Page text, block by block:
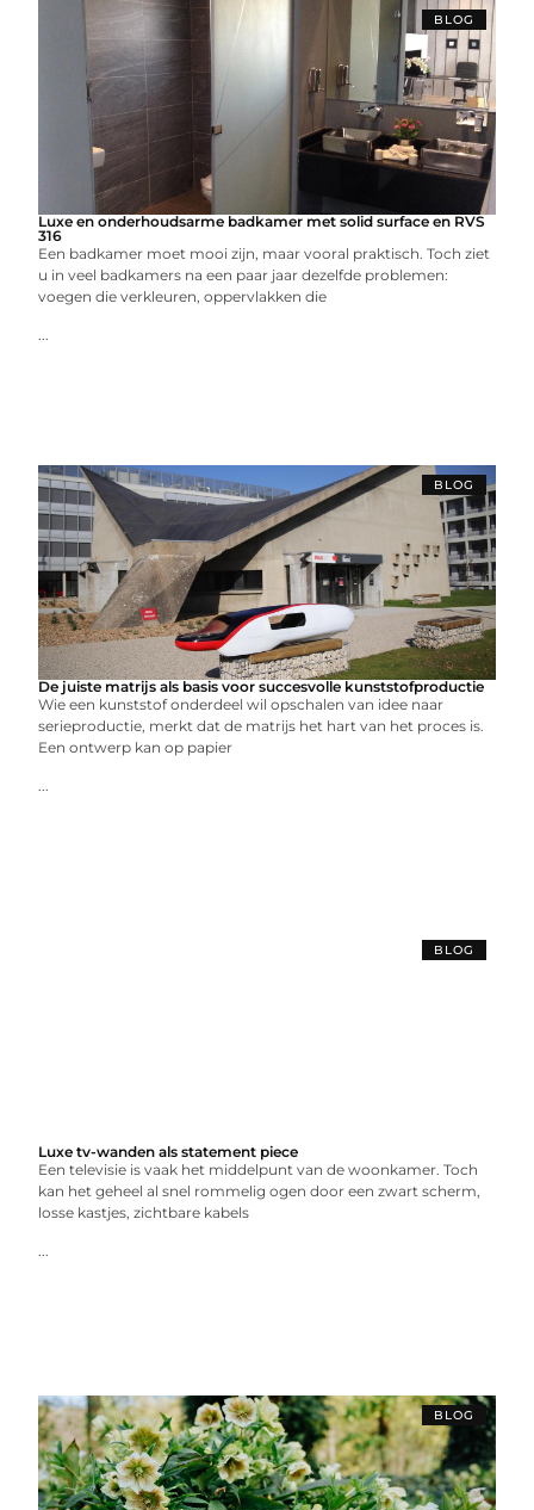
BLOG
Luxe en onderhoudsarme badkamer met solid surface en RVS
316
Een badkamer moet mooi zijn, maar vooral praktisch. Toch ziet
u in veel badkamers na een paar jaar dezelfde problemen:
voegen die verkleuren, oppervlakken die
...
BLOG
De juiste matrijs als basis voor succesvolle kunststofproductie
Wie een kunststof onderdeel wil opschalen van idee naar
serieproductie, merkt dat de matrijs het hart van het proces is.
Een ontwerp kan op papier
...
BLOG
Luxe tv-wanden als statement piece
Een televisie is vaak het middelpunt van de woonkamer. Toch
kan het geheel al snel rommelig ogen door een zwart scherm,
losse kastjes, zichtbare kabels
...
BLOG